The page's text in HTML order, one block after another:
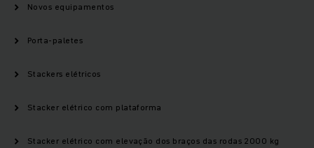
Novos equipamentos
Porta-paletes
Stackers elétricos
Stacker elétrico com plataforma
Stacker elétrico com elevação dos braços das rodas 2000 kg